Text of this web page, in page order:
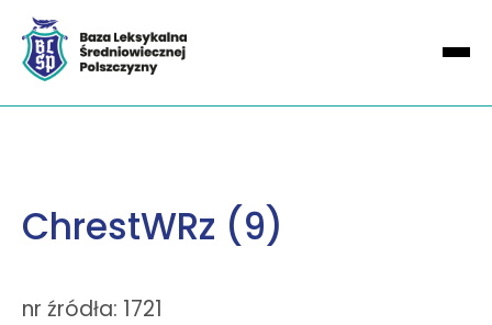
ChrestWRz (9)
nr źródła: 1721